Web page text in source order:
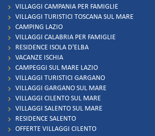
VILLAGGI CAMPANIA PER FAMIGLIE
VILLAGGI TURISTICI TOSCANA SUL MARE
CAMPING LAZIO
VILLAGGI CALABRIA PER FAMIGLIE
RESIDENCE ISOLA D'ELBA
VACANZE ISCHIA
CAMPEGGI SUL MARE LAZIO
VILLAGGI TURISTICI GARGANO
VILLAGGI GARGANO SUL MARE
VILLAGGI CILENTO SUL MARE
VILLAGGI SALENTO SUL MARE
RESIDENCE SALENTO
OFFERTE VILLAGGI CILENTO